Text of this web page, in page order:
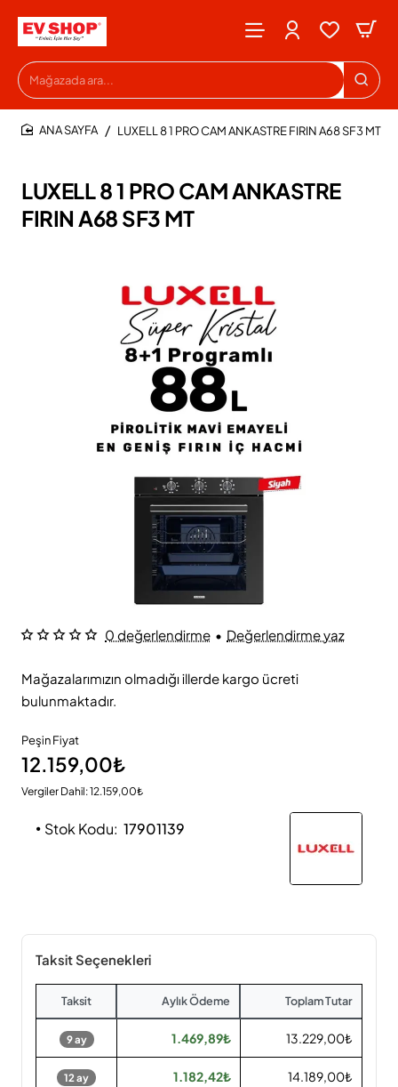
Mağazada
ara...
LUXELL 8 1 PRO CAM ANKASTRE
FIRIN A68 SF3 MT
LUXELL 8 1 PRO CAM ANKASTRE FIRIN A68 SF3 MT
Mağazalarımızın olmadığı illerde kargo ücreti
bulunmaktadır.
0 değerlendirme • Değerlendirme yaz
Peşin Fiyat
12.159,00₺
Vergiler Dahil: 12.159,00₺
Stok Kodu: 17901139
Taksit Seçenekleri
Taksit Aylık Ödeme Toplam Tutar
9 ay 1.469,89₺ 13.229,00₺
12 ay 1.182,42₺ 14.189,00₺